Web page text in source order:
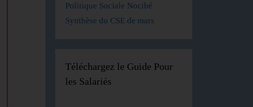
Politique Sociale Nocibé
Synthèse du CSE de mars
Téléchargez le Guide Pour
les Salariés